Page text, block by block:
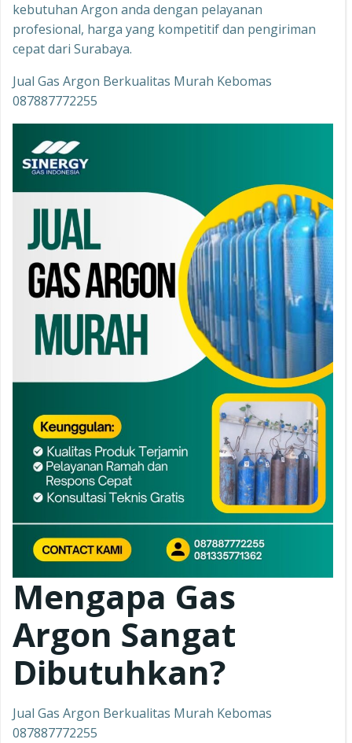
kebutuhan Argon anda dengan pelayanan
profesional, harga yang kompetitif dan pengiriman
cepat dari Surabaya.
Jual Gas Argon Berkualitas Murah Kebomas
087887772255
Mengapa Gas
Argon Sangat
Dibutuhkan?
Jual Gas Argon Berkualitas Murah Kebomas
087887772255